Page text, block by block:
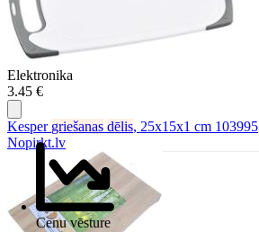
Elektronika
3.45 €
Cenu vēsture
Kesper griešanas dēlis, 25x15x1 cm 103995
Nopirkt.lv